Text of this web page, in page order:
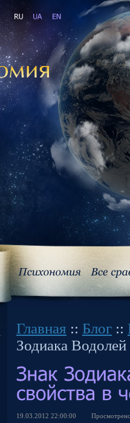
Главная :: Блог ::
Зодиака Водолей
19.03.2012 22:00:00